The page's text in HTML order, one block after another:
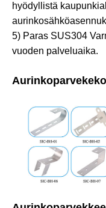
hyödyllistä
5) Paras SUS304
vuoden palveluaika.